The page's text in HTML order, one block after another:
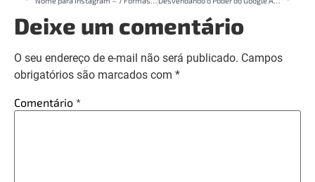
Deixe um comentário
O seu endereço de e-mail não será publicado. Campos
obrigatórios são marcados com *
Comentário *